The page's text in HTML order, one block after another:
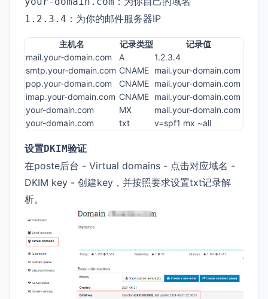
1.2.3.4 ：为你的邮件服务器IP
主机名 记录类型
记录值
mail.your-domain.com
A
1.2.3.4
smtp.your-domain.com CNAME mail.your-domain.com
pop.your-domain.com
CNAME mail.your-domain.com
imap.your-domain.com CNAME mail.your-domain.com
your-domain.com
MX
mail.your-domain.com
your-domain.com
txt v=spf1 mx ~all
设置DKIM验证
在poste后台 - Virtual domains - 点击对应域名 -
DKIM key - 创建key，并按照要求设置txt记录解
析。